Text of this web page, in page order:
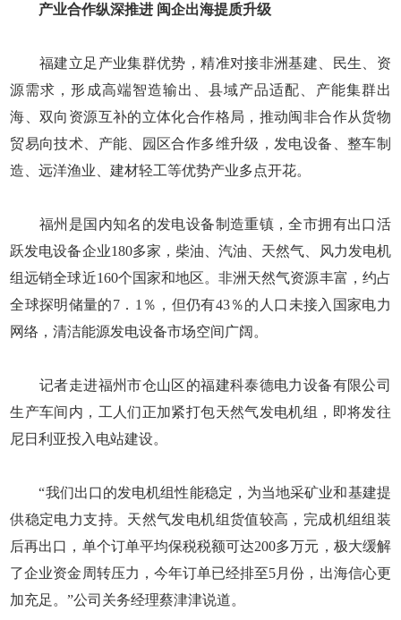
产业合作纵深推进 闽企出海提质升级
福建立足产业集群优势，精准对接非洲基建、民生、资
源需求，形成高端智造输出、县域产品适配、产能集群出
海、双向资源互补的立体化合作格局，推动闽非合作从货物
贸易向技术、产能、园区合作多维升级，发电设备、整车制
造、远洋渔业、建材轻工等优势产业多点开花。
福州是国内知名的发电设备制造重镇，全市拥有出口活
跃发电设备企业180多家，柴油、汽油、天然气、风力发电机
组远销全球近160个国家和地区。非洲天然气资源丰富，约占
全球探明储量的7．1％，但仍有43％的人口未接入国家电力
网络，清洁能源发电设备市场空间广阔。
记者走进福州市仓山区的福建科泰德电力设备有限公司
生产车间内，工人们正加紧打包天然气发电机组，即将发往
尼日利亚投入电站建设。
“我们出口的发电机组性能稳定，为当地采矿业和基建提
供稳定电力支持。天然气发电机组货值较高，完成机组组装
后再出口，单个订单平均保税税额可达200多万元，极大缓解
了企业资金周转压力，今年订单已经排至5月份，出海信心更
加充足。”公司关务经理蔡津津说道。